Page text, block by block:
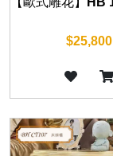
$25,800